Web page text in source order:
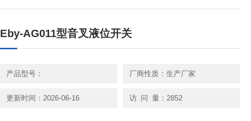
Eby-AG011型音叉液位开关
产品型号： 厂商性质：生产厂家
更新时间：2026-06-16 访 问 量：2852